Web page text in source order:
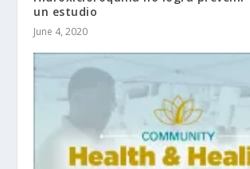
un estudio
June 4, 2020